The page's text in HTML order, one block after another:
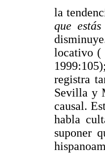
la
que
locativo (
registra
Sevilla y
causal.
habla
suponer